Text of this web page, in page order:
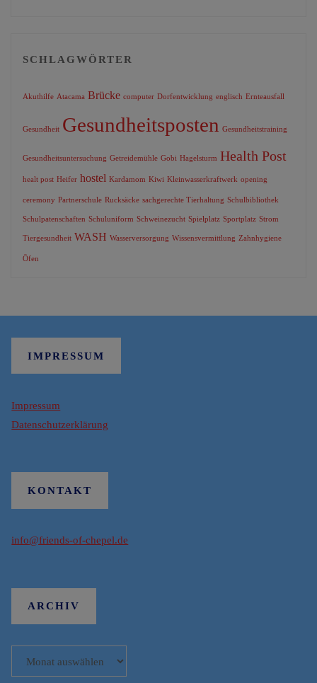
SCHLAGWÖRTER
Akuthilfe Atacama Brücke computer Dorfentwicklung englisch Ernteausfall
Gesundheit Gesundheitsposten Gesundheitstraining
Gesundheitsuntersuchung Getreidemühle Gobi Hagelsturm Health Post
healt post Heifer hostel Kardamom Kiwi Kleinwasserkraftwerk opening
ceremony Partnerschule Rucksäcke sachgerechte Tierhaltung Schulbibliothek
Schulpatenschaften Schuluniform Schweinezucht Spielplatz Sportplatz Strom
Tiergesundheit WASH Wasserversorgung Wissensvermittlung Zahnhygiene
Öfen
IMPRESSUM
Impressum
Datenschutzerklärung
KONTAKT
info@friends-of-chepel.de
ARCHIV